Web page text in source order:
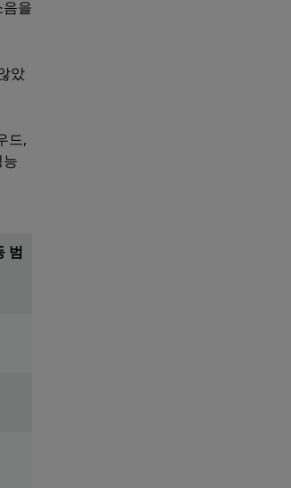
을
았
드,
범